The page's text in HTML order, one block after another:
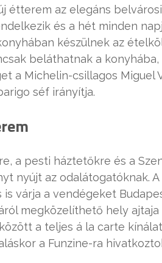
étterem az elegáns
és a hét minden
készülnek az
beláthatnak a
a Michelin-csillagos Miguel
séf irányítja.
a pesti háztetőkre és a
nyújt az odalátogatóknak.
is várja a vendégeket
megközelíthető hely
a teljes á la carte
a Funzine-ra